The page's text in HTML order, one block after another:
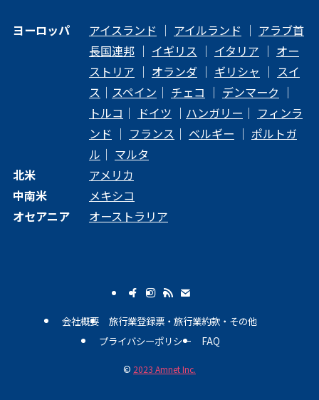
ヨーロッパ アイスランド ｜ アイルランド ｜ アラブ首
長国連邦｜ イギリス ｜ イタリア ｜ オー
ストリア ｜ オランダ｜ ギリシャ ｜ スイ
ス ｜ スペイン ｜ チェコ ｜ デンマーク ｜
トルコ ｜ ドイツ ｜ ハンガリー ｜ フィンラ
ンド ｜ フランス ｜ ベルギー ｜ ポルトガ
ル ｜ マルタ
北米
アメリカ
中南米
メキシコ
オセアニア
オーストラリア
会社概要
旅行業登録票・旅行業約款・その他
プライバシーポリシー
FAQ
© 2023 Amnet Inc.